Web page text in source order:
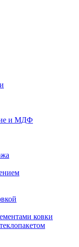
и МДФ
ковки